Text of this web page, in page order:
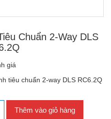
Chuẩn 2-Way DLS
giá
tiêu chuẩn 2-way DLS RC6.2Q
Thêm vào giỏ hàng